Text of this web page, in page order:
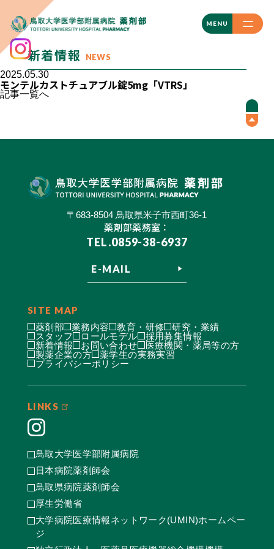
MENU
CLOSE
新着情報 NEWS
2025.05.30
モンテルカストチュアブル錠5mg「VTRS」
記事一覧へ
〒683-8504 鳥取県米子市西町36-1
薬剤部薬務室：
TEL.0859-38-6937
E-MAIL
SITE MAP
薬剤部 業務内容 教育・研修
研究・業績
スタッフ
ロールモデル
採用募集情報
新着情報
お問い合わせ
医療機関・薬局等の方
製薬企業の方
薬学生の実務実習
プライバシーポリシー
LINKS
鳥取大学医学部附属病院
日本病院薬剤師会
鳥取県病院薬剤師会
厚生労働省
大学病院医療情報ネットワーク(UMIN)ホームペー
ジ